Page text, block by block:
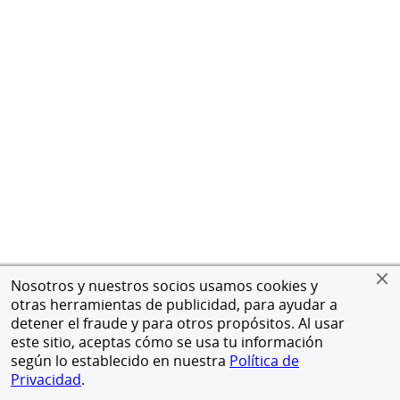
Nosotros y nuestros socios usamos cookies y
otras herramientas de publicidad, para ayudar a
detener el fraude y para otros propósitos. Al usar
este sitio, aceptas cómo se usa tu información
según lo establecido en nuestra Política de
Privacidad.